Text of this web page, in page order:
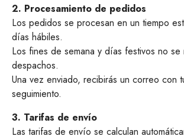
2. Procesamiento de pedidos
Los pedidos se procesan en un tiempo
días hábiles.
Los fines de semana y días festivos no se
despachos.
Una vez enviado, recibirás un correo con
seguimiento.
3. Tarifas de envío
Las tarifas de envío se calculan